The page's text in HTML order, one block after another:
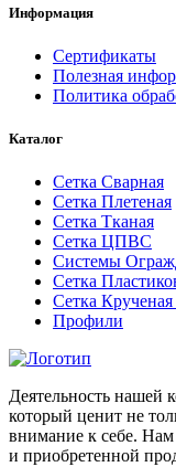
Информация
Сертификаты
Полезная
Политика
Каталог
Сетка Сварная
Сетка Плетеная
Сетка Тканая
Сетка ЦПВС
Системы
Сетка
Сетка
Профили
Деятельность нашей
который ценит не
внимание к себе. Нам
и приобретенной